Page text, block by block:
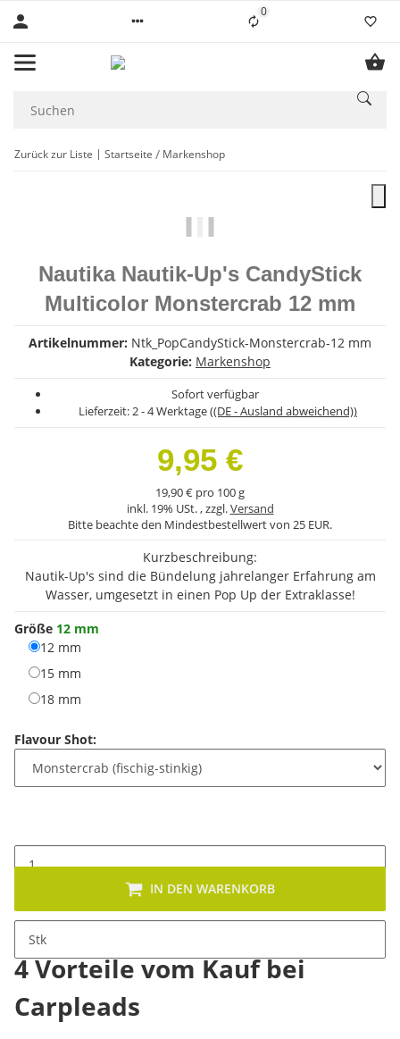
0Liste ist leer
Zurück zur Liste Startseite Markenshop
Nautika Nautik-Up's CandyStick
Multicolor Monstercrab 12 mm
Artikelnummer: Ntk_PopCandyStick-Monstercrab-12 mm
Kategorie: Markenshop
Sofort verfügbar
Lieferzeit:2 - 4 Werktage((DE - Ausland abweichend))
9,95 €
19,90 € pro 100 g
inkl. 19% USt. , zzgl.Versand
Bitte beachte den Mindestbestellwert von 25 EUR.
Kurzbeschreibung:
Nautik-Up's sind die Bündelung jahrelanger Erfahrung am
Wasser, umgesetzt in einen Pop Up der Extraklasse!
Größe 12 mm
12 mm
15 mm
18 mm
Flavour Shot:
Stk
IN DEN WARENKORB
4 Vorteile vom Kauf bei
Carpleads